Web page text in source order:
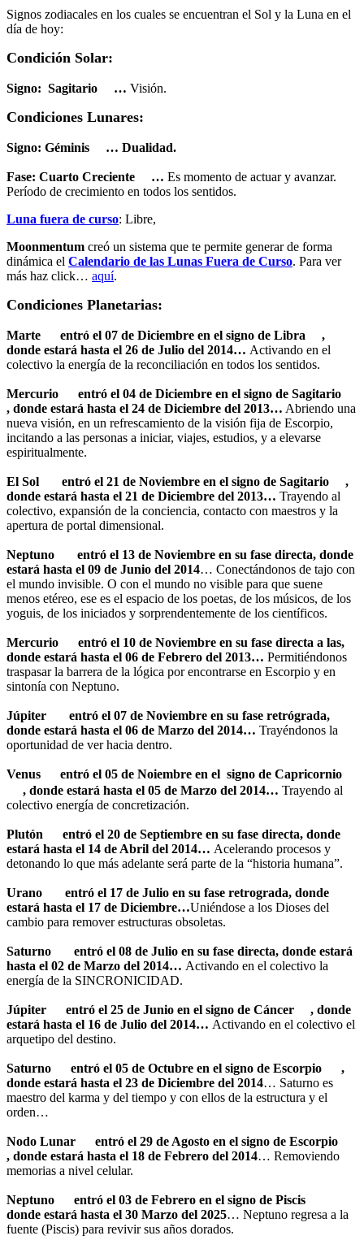
Signos zodiacales en los cuales se encuentran el Sol y la Luna en el
día de hoy:
Condición Solar:
Signo: Sagitario … Visión.
Condiciones Lunares:
Signo: Géminis … Dualidad.
Fase: Cuarto Creciente … Es momento de actuar y avanzar.
Período de crecimiento en todos los sentidos.
Luna fuera de curso: Libre,
Moonmentum creó un sistema que te permite generar de forma
dinámica el Calendario de las Lunas Fuera de Curso. Para ver
más haz click… aquí.
Condiciones Planetarias:
Marte entró el 07 de Diciembre en el signo de Libra
,
donde estará hasta el 26 de Julio del 2014… Activando en el
colectivo la energía de la reconciliación en todos los sentidos.
Mercurio entró el 04 de Diciembre en el signo de Sagitario
, donde estará hasta el 24 de Diciembre del 2013… Abriendo una
nueva visión, en un refrescamiento de la visión fija de Escorpio,
incitando a las personas a iniciar, viajes, estudios, y a elevarse
espiritualmente.
El Sol entró el 21 de Noviembre en el signo de Sagitario
,
donde estará hasta el 21 de Diciembre del 2013… Trayendo al
colectivo, expansión de la conciencia, contacto con maestros y la
apertura de portal dimensional.
Neptuno
entró el 13 de Noviembre en su fase directa, donde
estará hasta el 09 de Junio del 2014… Conectándonos de tajo con
el mundo invisible. O con el mundo no visible para que suene
menos etéreo, ese es el espacio de los poetas, de los músicos, de los
yoguis, de los iniciados y sorprendentemente de los científicos.
Mercurio
entró el 10 de Noviembre en su fase directa a las,
donde estará hasta el 06 de Febrero del 2013… Permitiéndonos
traspasar la barrera de la lógica por encontrarse en Escorpio y en
sintonía con Neptuno.
Júpiter entró el 07 de Noviembre en su fase retrógrada,
donde estará hasta el 06 de Marzo del 2014… Trayéndonos la
oportunidad de ver hacia dentro.
Venus entró el 05 de Noiembre en el signo de Capricornio
, donde estará hasta el 05 de Marzo del 2014… Trayendo al
colectivo energía de concretización.
Plutón
entró el 20 de Septiembre en su fase directa, donde
estará hasta el 14 de Abril del 2014… Acelerando procesos y
detonando lo que más adelante será parte de la “historia humana”.
Urano
entró el 17 de Julio en su fase retrograda, donde
estará hasta el 17 de Diciembre…Uniéndose a los Dioses del
cambio para remover estructuras obsoletas.
Saturno
entró el 08 de Julio en su fase directa, donde estará
hasta el 02 de Marzo del 2014… Activando en el colectivo la
energía de la SINCRONICIDAD.
Júpiter entró el 25 de Junio en el signo de Cáncer
, donde
estará hasta el 16 de Julio del 2014… Activando en el colectivo el
arquetipo del destino.
Saturno entró el 05 de Octubre en el signo de Escorpio
,
donde estará hasta el 23 de Diciembre del 2014… Saturno es
maestro del karma y del tiempo y con ellos de la estructura y el
orden…
Nodo Lunar
entró el 29 de Agosto en el signo de Escorpio
, donde estará hasta el 18 de Febrero del 2014… Removiendo
memorias a nivel celular.
Neptuno
entró el 03 de Febrero en el signo de Piscis
donde estará hasta el 30 Marzo del 2025… Neptuno regresa a la
fuente (Piscis) para revivir sus años dorados.